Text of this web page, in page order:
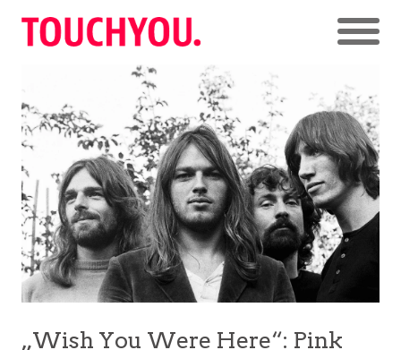
„Wish You Were Here“: Pink